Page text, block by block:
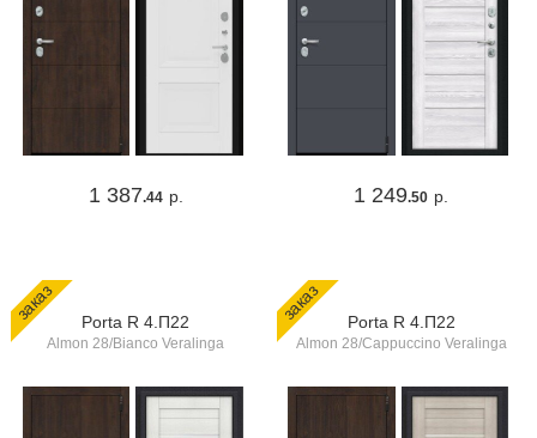
1 387.44 р. 1 249.50 р.
заказ Porta R 4.П22
Almon 28/Bianco Veralinga
заказ Porta R 4.П22
Almon 28/Cappuccino Veralinga